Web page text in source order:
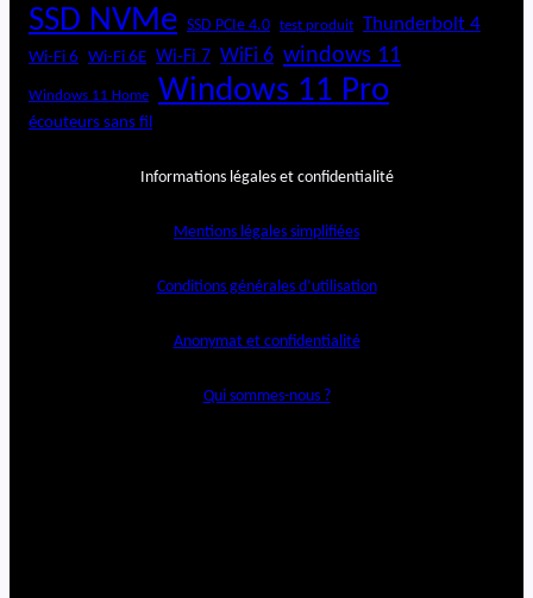
SSD NVMe SSD PCIe 4.0 test produit Thunderbolt 4
Wi-Fi 6 Wi-Fi 6E Wi-Fi 7 WiFi 6 windows 11
Windows 11 Home Windows 11 Pro
écouteurs sans fil
Informations légales et confidentialité
Mentions légales simplifiées
Conditions générales d’utilisation
Anonymat et confidentialité
Qui sommes-nous ?